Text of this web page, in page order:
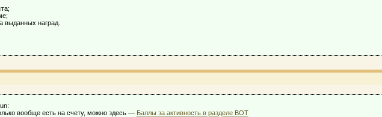
выданных наград.
вообще есть на счету, можно здесь — Баллы за активность в разделе ВОТ